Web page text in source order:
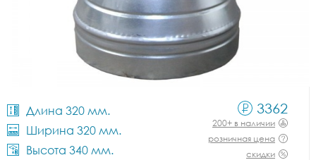
Длина 320 мм.
Ширина 320 мм.
Высота 340 мм.
3362
200+ в наличии
розничная цена
скидки